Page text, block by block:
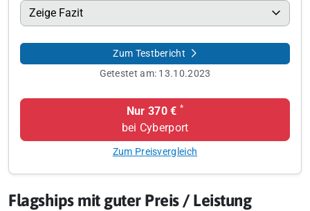
Zeige Fazit
Zum Testbericht
Getestet am: 13.10.2023
Nur 370 € *
bei Cyberport
Zum Preisvergleich
Flagships mit guter Preis / Leistung